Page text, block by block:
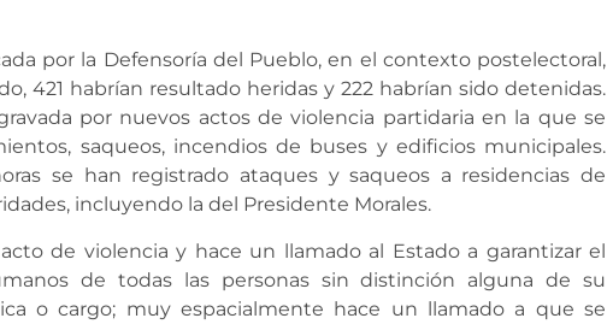
por la Defensoría del Pueblo, en el contexto postelectoral,
421 habrían resultado heridas y 222 habrían sido detenidas.
por nuevos actos de violencia partidaria en la que se
saqueos, incendios de buses y edificios municipales.
se han registrado ataques y saqueos a residencias de
incluyendo la del Presidente Morales.
de violencia y hace un llamado al Estado a garantizar el
de todas las personas sin distinción alguna de su
o cargo; muy espacialmente hace un llamado a que se